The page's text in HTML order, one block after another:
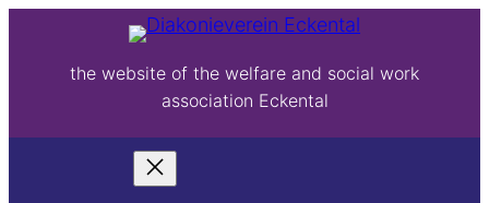
the website of the welfare and social work
association Eckental